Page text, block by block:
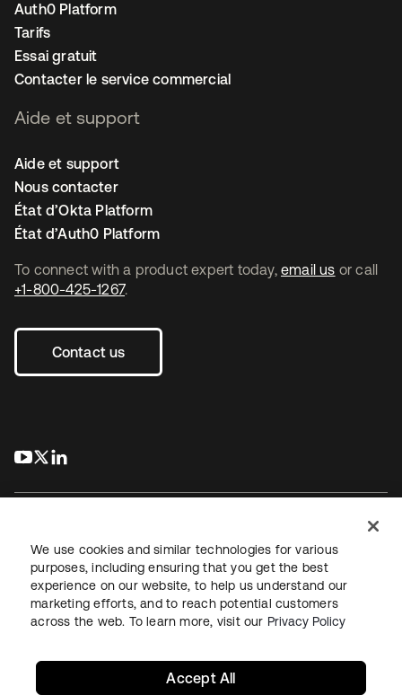
To connect with a product expert today, email us or call
+1-800-425-1267.
Contact us
s’ouvre dans un nouvel onglet
s’ouvre dans un nouvel onglet
Auth0 Platform
Tarifs
Essai gratuit
Contacter le service commercial
Aide et support
Aide et support
Nous contacter
État d’Okta Platform
État d’Auth0 Platform
JuridiquePolitique de confidentialité
Conditions d’utilisation du siteSécuritéPlan du site
Paramètres des cookies
We use cookies and similar technologies for various
purposes, including ensuring that you get the best
experience on our website, to help us understand our
marketing efforts, and to reach potential customers
across the web. To learn more, visit our Privacy Policy
Accept All